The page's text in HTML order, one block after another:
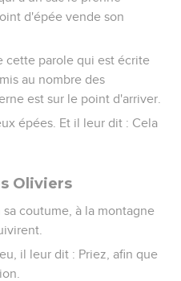
d'épée vende son
cette parole qui est écrite
au nombre des
est sur le point d'arriver.
épées. Et il leur dit : Cela
Oliviers
coutume, à la montagne
il leur dit : Priez, afin que